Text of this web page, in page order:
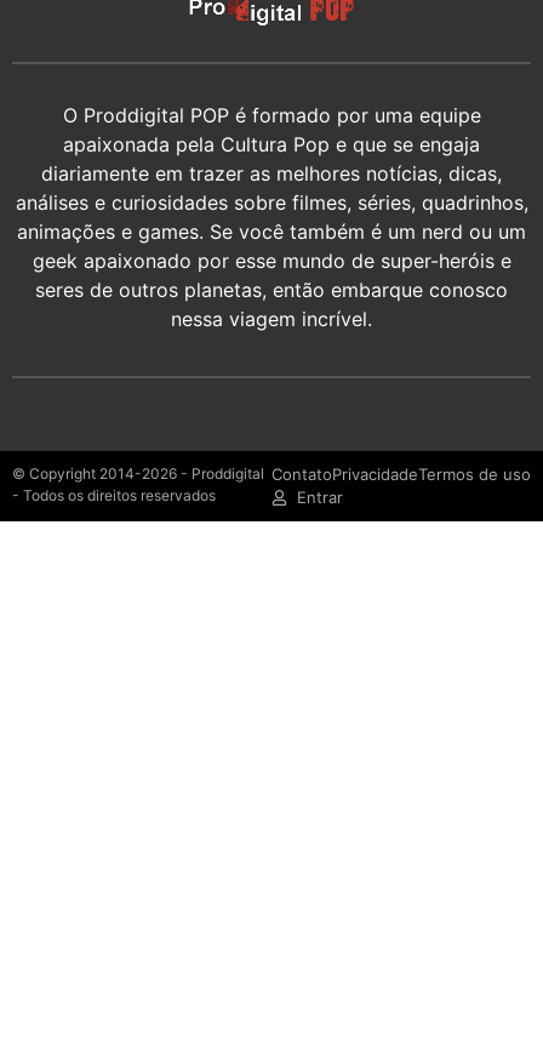
O Proddigital POP é formado por uma equipe
apaixonada pela Cultura Pop e que se engaja
diariamente em trazer as melhores notícias, dicas,
análises e curiosidades sobre filmes, séries, quadrinhos,
animações e games. Se você também é um nerd ou um
geek apaixonado por esse mundo de super-heróis e
seres de outros planetas, então embarque conosco
nessa viagem incrível.
© Copyright 2014-2026 - Proddigital
- Todos os direitos reservados
ContatoPrivacidadeTermos de uso
Entrar